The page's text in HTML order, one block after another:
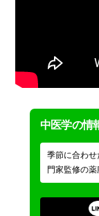
中医学の情
季節に合わ
門家監修の